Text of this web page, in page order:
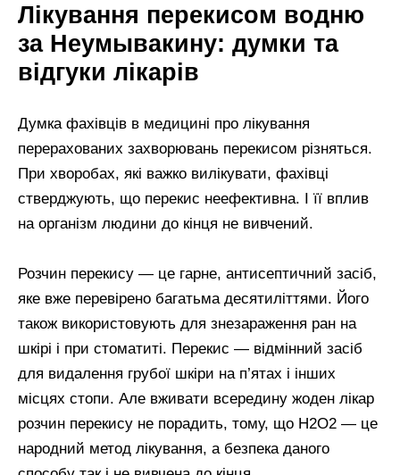
Лікування перекисом водню
за Неумывакину: думки та
відгуки лікарів
Думка фахівців в медицині про лікування
перерахованих захворювань перекисом різняться.
При хворобах, які важко вилікувати, фахівці
стверджують, що перекис неефективна. І її вплив
на організм людини до кінця не вивчений.
Розчин перекису — це гарне, антисептичний засіб,
яке вже перевірено багатьма десятиліттями. Його
також використовують для знезараження ран на
шкірі і при стоматиті. Перекис — відмінний засіб
для видалення грубої шкіри на п’ятах і інших
місцях стопи. Але вживати всередину жоден лікар
розчин перекису не порадить, тому, що Н2О2 — це
народний метод лікування, а безпека даного